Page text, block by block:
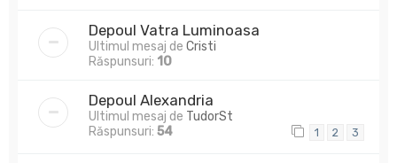
Depoul Vatra Luminoasa
Ultimul mesaj de Cristi
Răspunsuri: 10
Depoul Alexandria
Ultimul mesaj de TudorSt
Răspunsuri: 54 1 2 3